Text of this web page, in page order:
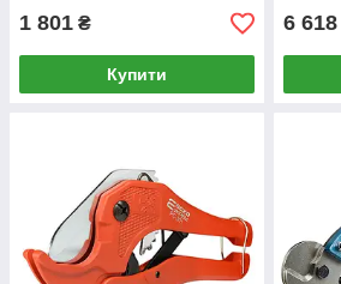
1 801 ₴
Купити
6 618